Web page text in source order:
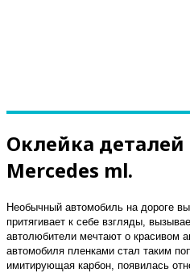
Оклейка
Mercedes ml.
Необычный автомобиль на дороге
притягивает к себе взгляды,
автолюбители мечтают о красивом
автомобиля пленками стал таким
имитирующая карбон, появилась